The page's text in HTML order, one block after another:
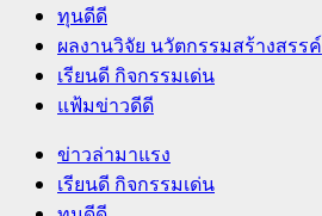
ทุนดีดี
ผลงานวิจัย นวัตกรรมสร้างสรรค์
เรียนดี กิจกรรมเด่น
แฟ้มข่าวดีดี
Primary
Menu
ข่าวล่ามาแรง
เรียนดี กิจกรรมเด่น